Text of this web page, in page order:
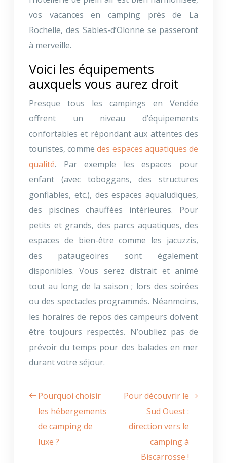
vos vacances en camping près de La
Rochelle, des Sables-d’Olonne se passeront
à merveille.
Voici les équipements
auxquels vous aurez droit
Presque tous les campings en Vendée
offrent un niveau d’équipements
confortables et répondant aux attentes des
touristes, commedes espaces aquatiques de
qualité. Par exemple les espaces pour
enfant (avec toboggans, des structures
gonflables, etc.), des espaces aqualudiques,
des piscines chauffées intérieures. Pour
petits et grands, des parcs aquatiques, des
espaces de bien-être comme les jacuzzis,
des pataugeoires sont également
disponibles. Vous serez distrait et animé
tout au long de la saison ; lors des soirées
ou des spectacles programmés. Néanmoins,
les horaires de repos des campeurs doivent
être toujours respectés. N’oubliez pas de
prévoir du temps pour des balades en mer
durant votre séjour.
Pourquoi choisir
les hébergements
de camping de
luxe ?
Pour découvrir le
Sud Ouest :
direction vers le
camping à
Biscarrosse !